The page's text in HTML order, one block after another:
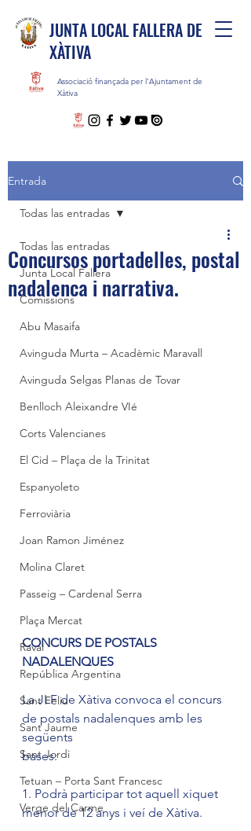
JUNTA LOCAL FALLERA DE
XÀTIVA
Associació finançada per l'Ajuntament de
Xàtiva
Entrada
Todas las entradas
Junta Local Fallera
Comissions
Abu Masaifa
Avinguda Murta – Acadèmic Maravall
Avinguda Selgas Planas de Tovar
Benlloch Aleixandre VIé
Corts Valencianes
El Cid – Plaça de la Trinitat
Espanyoleto
Ferroviària
Joan Ramon Jiménez
Molina Claret
Passeig – Cardenal Serra
Plaça Mercat
Raval
República Argentina
Sant Feliu
Sant Jaume
Sant Jordi
Tetuan – Porta Sant Francesc
Verge del Carme
Todas las entradas
Concursos portadelles, postal
nadalenca i narrativa.
CONCURS DE POSTALS
NADALENQUES
La JLF de Xàtiva convoca el concurs
de postals nadalenques amb les
següents
bases:
1. Podrà participar tot aquell xiquet
menor de 12 anys i veí de Xàtiva.